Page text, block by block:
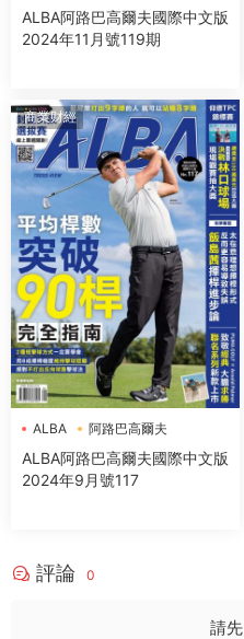
ALBA阿路巴高爾夫國際中文版
2024年11月號119期
商業财經
ALBA 阿路巴高爾夫
ALBA阿路巴高爾夫國際中文版
2024年9月號117
評論 0
請先